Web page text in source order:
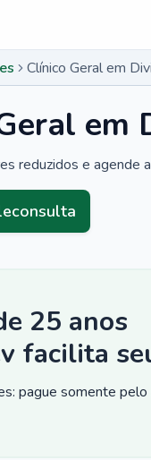
Clínico Geral em
em
reduzidos e agende
25 anos
facilita
pague somente